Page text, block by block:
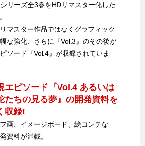
シリーズ全3巻をHDリマスター化した
マスター作品ではなくグラフィック
な強化、さらに『Vol.3』のその後が
ソード『Vol.4』が収録されていま
エピソード『Vol.4 あるいは
たちの見る夢』の開発資料を
収録!
画、イメージボード、絵コンテな
資料が満載。